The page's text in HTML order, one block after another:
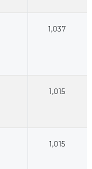
1,037
1,015
1,015